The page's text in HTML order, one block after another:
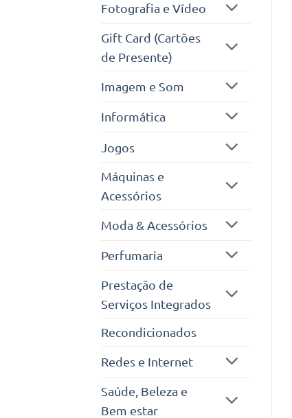
Fotografia e Vídeo
Gift Card (Cartões
de Presente)
Imagem e Som
Informática
Jogos
Máquinas e
Acessórios
Moda & Acessórios
Perfumaria
Prestação de
Serviços Integrados
Recondicionados
Redes e Internet
Saúde, Beleza e
Bem estar